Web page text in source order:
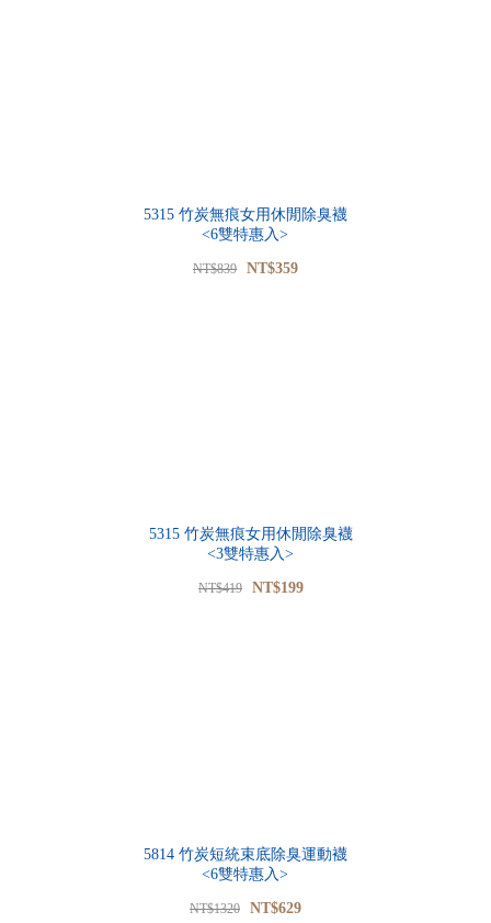
5315 竹炭無痕女用休閒除臭襪
<6雙特惠入>
NT$839 NT$359
5315 竹炭無痕女用休閒除臭襪
<3雙特惠入>
NT$419 NT$199
5814 竹炭短統束底除臭運動襪
<6雙特惠入>
NT$1320 NT$629